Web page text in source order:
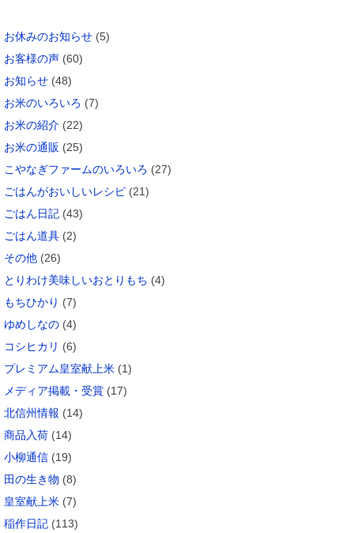
お休みのお知らせ (5)
お客様の声 (60)
お知らせ (48)
お米のいろいろ (7)
お米の紹介 (22)
お米の通販 (25)
こやなぎファームのいろいろ (27)
ごはんがおいしいレシピ (21)
ごはん日記 (43)
ごはん道具 (2)
その他 (26)
とりわけ美味しいおとりもち (4)
もちひかり (7)
ゆめしなの (4)
コシヒカリ (6)
プレミアム皇室献上米 (1)
メディア掲載・受賞 (17)
北信州情報 (14)
商品入荷 (14)
小柳通信 (19)
田の生き物 (8)
皇室献上米 (7)
稲作日記 (113)